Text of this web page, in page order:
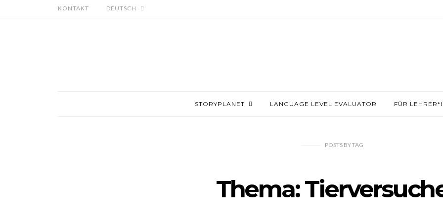
KONTAKT DEUTSCH
STORYPLANET LANGUAGE LEVEL EVALUATOR FÜR
POSTS BYTAG
Thema: